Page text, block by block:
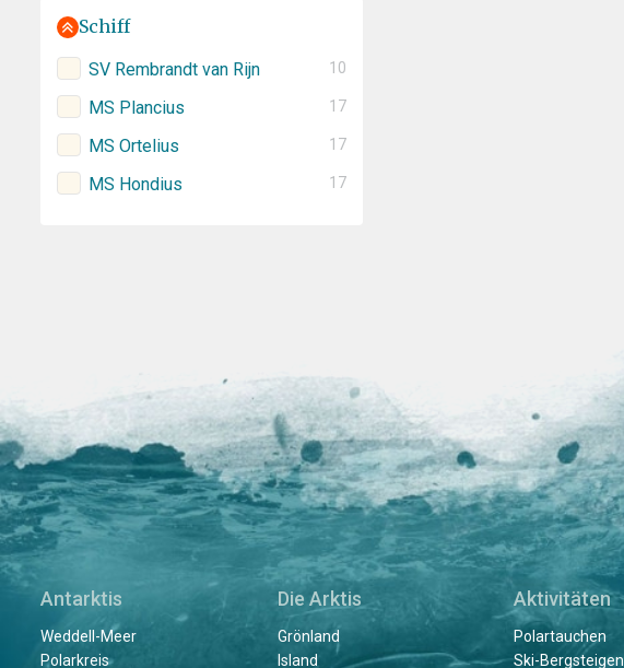
Schiff
SV Rembrandt van Rijn 10
MS Plancius 17
MS Ortelius 17
MS Hondius 17
Antarktis
Weddell-Meer
Polarkreis
Die Arktis
Grönland
Island
Aktivitäten
Polartauchen
Ski-Bergsteigen